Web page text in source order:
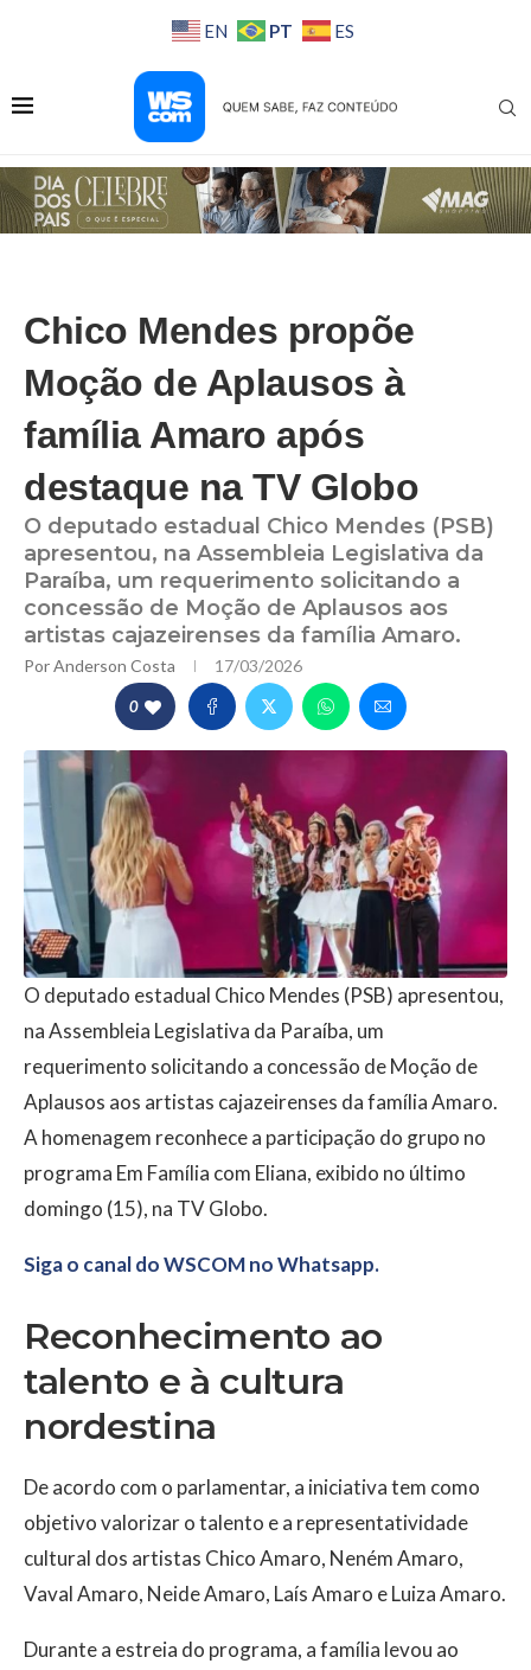
EN PT ES
Chico Mendes propõe
Moção de Aplausos à
família Amaro após
destaque na TV Globo
O deputado estadual Chico Mendes (PSB)
apresentou, na Assembleia Legislativa da
Paraíba, um requerimento solicitando a
concessão de Moção de Aplausos aos
artistas cajazeirenses da família Amaro.
PorAnderson Costa 17/03/2026
0
O deputado estadual Chico Mendes (PSB) apresentou,
na Assembleia Legislativa da Paraíba, um
requerimento solicitando a concessão de Moção de
Aplausos aos artistas cajazeirenses da família Amaro.
A homenagem reconhece a participação do grupo no
programa Em Família com Eliana, exibido no último
domingo (15), na TV Globo.
Siga o canal do WSCOM no Whatsapp.
Reconhecimento ao
talento e à cultura
nordestina
De acordo com o parlamentar, a iniciativa tem como
objetivo valorizar o talento e a representatividade
cultural dos artistas Chico Amaro, Neném Amaro,
Vaval Amaro, Neide Amaro, Laís Amaro e Luiza Amaro.
Durante a estreia do programa, a família levou ao